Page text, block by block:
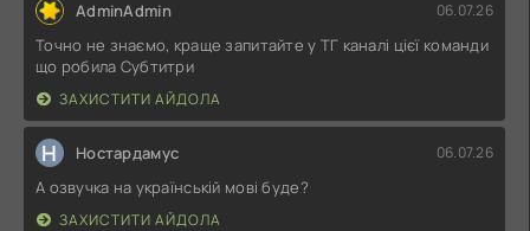
AdminAdmin 06.07.26
Точно не знаємо, краще запитайте у ТГ каналі цієї команди
що робила Субтитри
ЗАХИСТИТИ АЙДОЛА
Н Ностардамус 06.07.26
А озвучка на українській мові буде?
ЗАХИСТИТИ АЙДОЛА